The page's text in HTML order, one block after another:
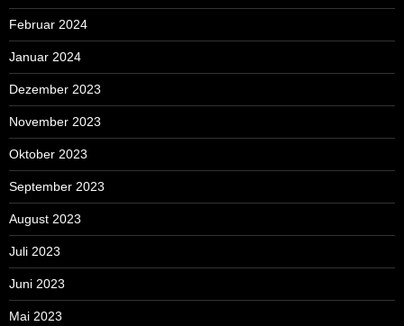
Februar 2024
Januar 2024
Dezember 2023
November 2023
Oktober 2023
September 2023
August 2023
Juli 2023
Juni 2023
Mai 2023